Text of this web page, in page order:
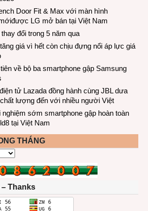
Door Fit & Max với màn hình
LG mở bán tại Việt Nam
đổi trong 5 năm qua
giá vì hết còn chịu đựng nổi áp lực giá
về bộ ba smartphone gập Samsung
tử Lazada đồng hành cùng JBL dưa
lượng đến với nhiều người Việt
sớm smartphone gập hoàn toàn
tại Việt Nam
THÁNG
Thanks